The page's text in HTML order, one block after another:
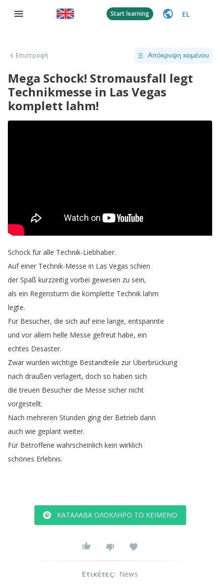
Start learning EL
Επιστροφή Απόκρυψη κειμένου
Mega Schock! Stromausfall legt
Technikmesse in Las Vegas
komplett lahm!
Schock für alle Technik-Liebhaber.
Auf einer Technik-Messe in Las Vegas schien
der Spaß kurzzeitig vorbei gewesen zu sein,
als ein Regensturm die komplette Technik lahm
legte.
Für Besucher, die sich auf eine lange, entspannte
und vor allem helle Messe gefreut habe, ein
echtes Desaster.
Zwar wurden wichtige Bestandteile zur Überbrückung
nach draußen verlagert, doch so haben sich
die treuen Besucher die Messe sicher nicht
vorgestellt.
Nach mehreren Stunden ging der Betrieb dann
auch wie geplant weiter.
Für Betroffene wahrscheinlich kein wirklich
schönes Erlebnis.
ΚΑΤΆΛΑΒΑ ΟΛΌΚΛΗΡΟ ΤΟ ΚΕΊΜΕΝΟ
Ετικέτες: News